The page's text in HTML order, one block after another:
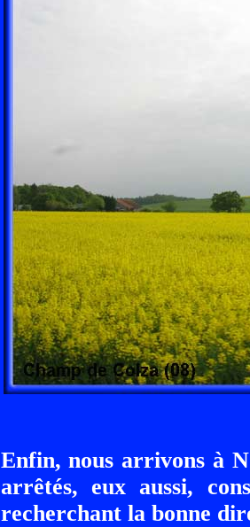
Enfin, nous arrivons à
arrêtés, eux aussi,
recherchant la bonne